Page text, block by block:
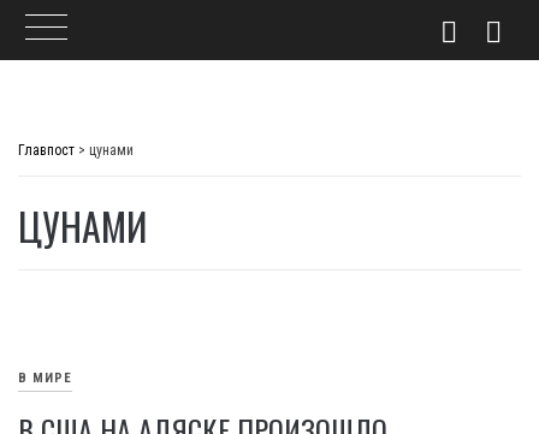
Главпост > цунами
ЦУНАМИ
В МИРЕ